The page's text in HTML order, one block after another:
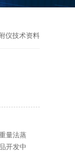
仪技术资料
量法蒸
开发中